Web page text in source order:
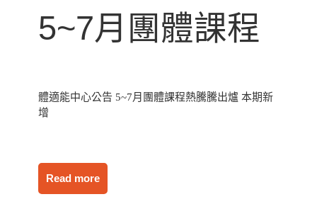
5~7月團體課程
體適能中心公告 5~7月團體課程熱騰騰出爐 本期新
增
Read more